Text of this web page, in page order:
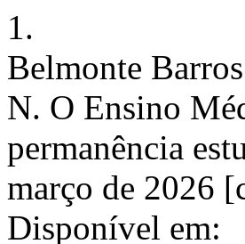
1.
Belmonte
N. O Ensino
permanência
março de 2026
Disponível em: